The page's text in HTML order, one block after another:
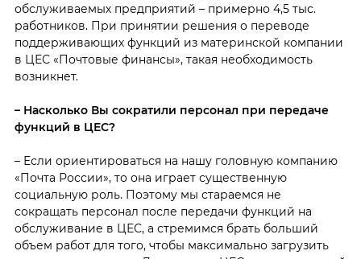
обслуживаемых предприятий – примерно 4,5 тыс.
работников. При принятии решения о переводе
поддерживающих функций из материнской компании
в ЦЕС «Почтовые финансы», такая необходимость
возникнет.
– Насколько Вы сократили персонал при передаче
функций в ЦЕС?
– Если ориентироваться на нашу головную компанию
«Почта России», то она играет существенную
социальную роль. Поэтому мы стараемся не
сокращать персонал после передачи функций на
обслуживание в ЦЕС, а стремимся брать больший
объем работ для того, чтобы максимально загрузить